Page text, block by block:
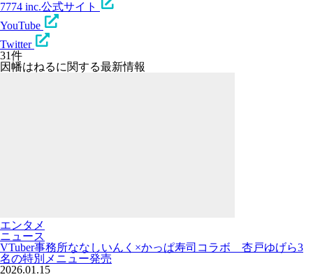
7774 inc.公式サイト
YouTube
Twitter
31件
因幡はねるに関する最新情報
エンタメ
ニュース
VTuber事務所ななしいんく×かっぱ寿司コラボ 杏戸ゆげら3
名の特別メニュー発売
2026.01.15